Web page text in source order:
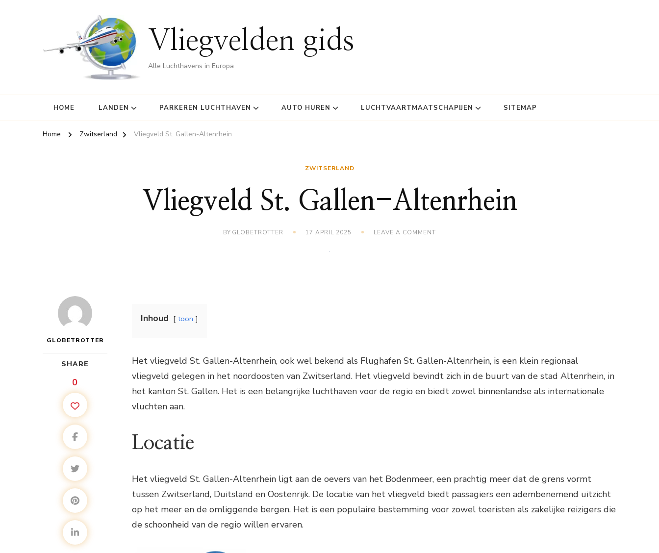
Vliegvelden gids
Alle Luchthavens in Europa
HOME LANDEN PARKEREN LUCHTHAVEN AUTO HUREN LUCHTVAARTMAATSCHAPIJEN SITEMAP
Home Zwitserland Vliegveld St. Gallen-Altenrhein
ZWITSERLAND
Vliegveld St. Gallen-Altenrhein
BY GLOBETROTTER 17 APRIL 2025 LEAVE A COMMENT
GLOBETROTTER
SHARE
0
Inhoud toon
Het vliegveld St. Gallen-Altenrhein, ook wel bekend als Flughafen St. Gallen-Altenrhein, is een klein regionaal
vliegveld gelegen in het noordoosten van Zwitserland. Het vliegveld bevindt zich in de buurt van de stad Altenrhein, in
het kanton St. Gallen. Het is een belangrijke luchthaven voor de regio en biedt zowel binnenlandse als internationale
vluchten aan.
Locatie
Het vliegveld St. Gallen-Altenrhein ligt aan de oevers van het Bodenmeer, een prachtig meer dat de grens vormt
tussen Zwitserland, Duitsland en Oostenrijk. De locatie van het vliegveld biedt passagiers een adembenemend uitzicht
op het meer en de omliggende bergen. Het is een populaire bestemming voor zowel toeristen als zakelijke reizigers die
de schoonheid van de regio willen ervaren.